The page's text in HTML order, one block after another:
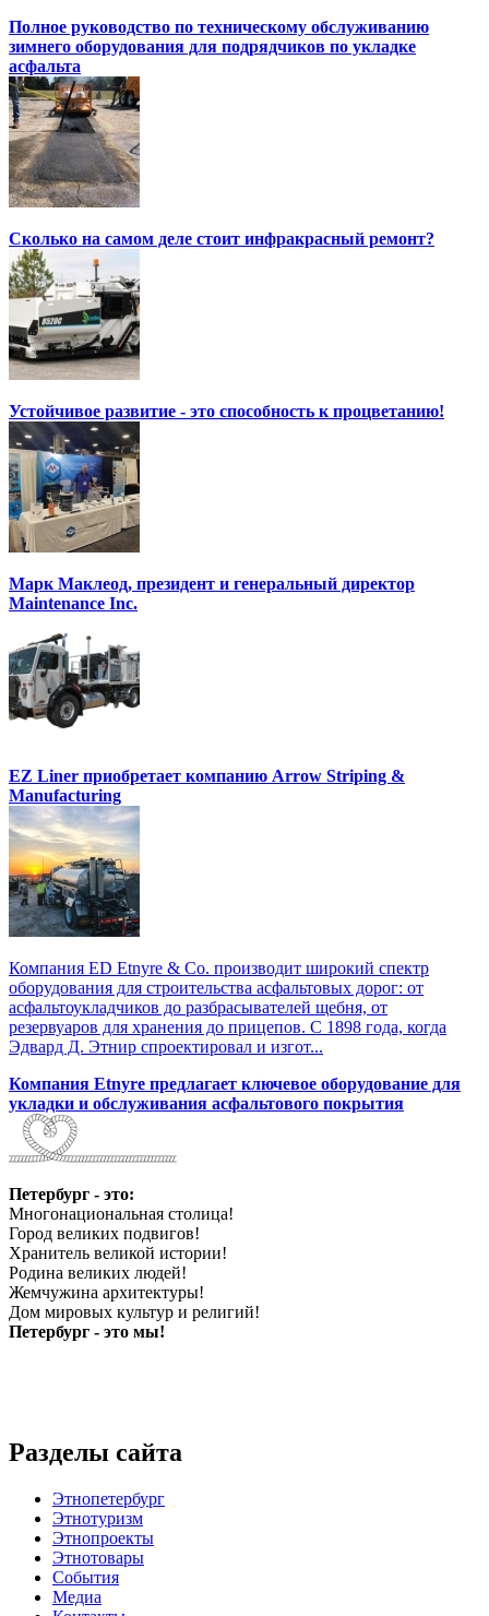
Полное руководство по техническому обслуживанию
зимнего оборудования для подрядчиков по укладке
асфальта
Сколько на самом деле стоит инфракрасный ремонт?
Устойчивое развитие - это способность к процветанию!
Марк Маклеод, президент и генеральный директор
Maintenance Inc.
EZ Liner приобретает компанию Arrow Striping &
Manufacturing
Компания ED Etnyre & Co. производит широкий спектр
оборудования для строительства асфальтовых дорог: от
асфальтоукладчиков до разбрасывателей щебня, от
резервуаров для хранения до прицепов. С 1898 года, когда
Эдвард Д. Этнир спроектировал и изгот...
Компания Etnyre предлагает ключевое оборудование для
укладки и обслуживания асфальтового покрытия
Петербург - это:
Многонациональная столица!
Город великих подвигов!
Хранитель великой истории!
Родина великих людей!
Жемчужина архитектуры!
Дом мировых культур и религий!
Петербург - это мы!
Разделы сайта
Этнопетербург
Этнотуризм
Этнопроекты
Этнотовары
События
Медиа